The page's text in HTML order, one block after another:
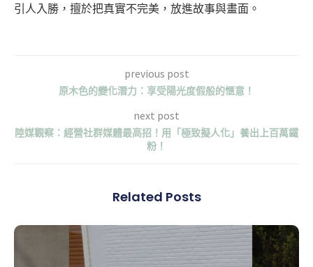
引人入勝，擅於把真實不完美，放進故事與畫面。
previous post
原木色的變化潛力：享受陽光度假般的愜意！
next post
陸媒觀察：經營社群媒體最高招！用「極致擬人化」養出上百萬鐵
粉！
Related Posts